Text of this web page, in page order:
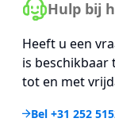
Hulp bij
Heeft u een
is
tot en met
Bel +31 252